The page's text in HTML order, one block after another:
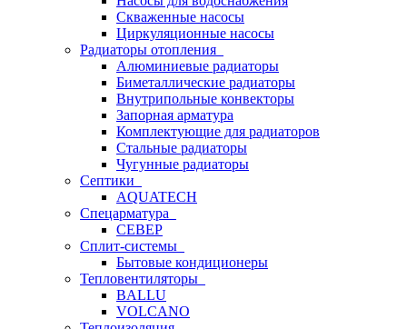
Скваженные насосы
Циркуляционные насосы
Радиаторы отопления
Алюминиевые радиаторы
Биметаллические радиаторы
Внутрипольные конвекторы
Запорная арматура
Комплектующие для радиаторов
Стальные радиаторы
Чугунные радиаторы
Септики
AQUATECH
Спецарматура
СЕВЕР
Сплит-системы
Бытовые кондиционеры
Тепловентиляторы
BALLU
VOLCANO